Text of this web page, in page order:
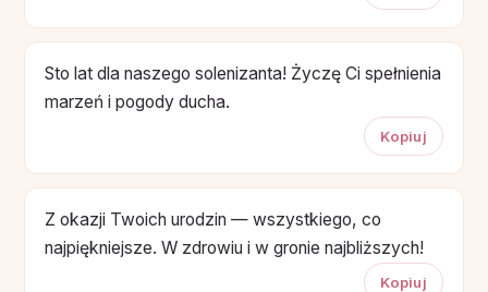
Sto lat dla naszego solenizanta! Życzę Ci spełnienia
marzeń i pogody ducha.
Kopiuj
Z okazji Twoich urodzin — wszystkiego, co
najpiękniejsze. W zdrowiu i w gronie najbliższych!
Kopiuj